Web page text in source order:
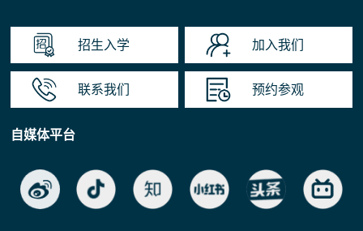
招生入学 加入我们
联系我们 预约参观
自媒体平台